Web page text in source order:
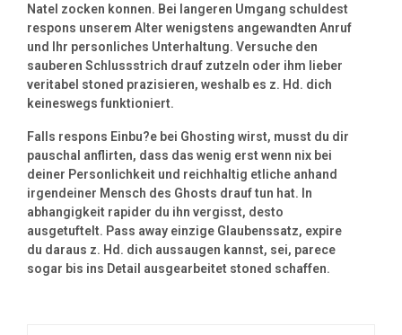
Natel zocken konnen. Bei langeren Umgang schuldest
respons unserem Alter wenigstens angewandten Anruf
und Ihr personliches Unterhaltung. Versuche den
sauberen Schlussstrich drauf zutzeln oder ihm lieber
veritabel stoned prazisieren, weshalb es z. Hd. dich
keineswegs funktioniert.
Falls respons Einbu?e bei Ghosting wirst, musst du dir
pauschal anflirten, dass das wenig erst wenn nix bei
deiner Personlichkeit und reichhaltig etliche anhand
irgendeiner Mensch des Ghosts drauf tun hat. In
abhangigkeit rapider du ihn vergisst, desto
ausgetuftelt. Pass away einzige Glaubenssatz, expire
du daraus z. Hd. dich aussaugen kannst, sei, parece
sogar bis ins Detail ausgearbeitet stoned schaffen.